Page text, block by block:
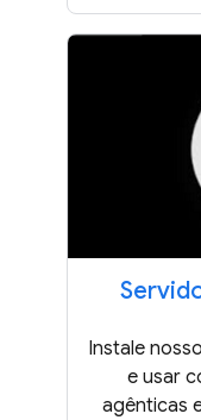
Instale
e usar
agênticas